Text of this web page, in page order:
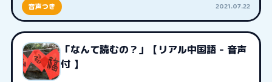
音声つき 2021.07.22
「なんて読むの？」【リアル中国語 - 音声
付 】